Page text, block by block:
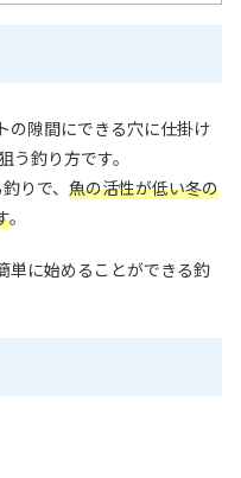
の隙間にできる穴に仕掛け
う釣り方です。
りで、 魚の活性が低い冬の
。
単に始めることができる釣